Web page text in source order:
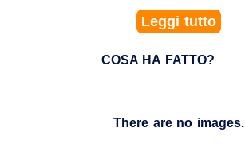
Leggi tutto
COSA HA FATTO?
There are no images.